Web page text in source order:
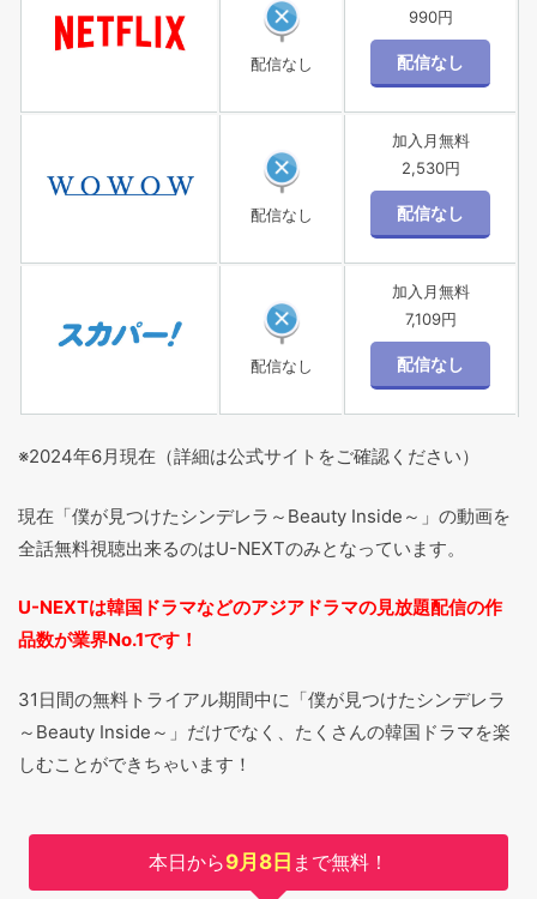
配信なし
990円
配信なし
加入月無料
2,530円
配信なし
加入月無料
7,109円
※2024年6月現在（詳細は公式サイトをご確認ください）
現在「僕が見つけたシンデレラ～Beauty Inside～」の動画を
全話無料視聴出来るのはU-NEXTのみとなっています。
U-NEXTは韓国ドラマなどのアジアドラマの見放題配信の作
品数が業界No.1です！
31日間の無料トライアル期間中に「僕が見つけたシンデレラ
～Beauty Inside～」だけでなく、たくさんの韓国ドラマを楽
しむことができちゃいます！
本日から9月8日 まで無料！